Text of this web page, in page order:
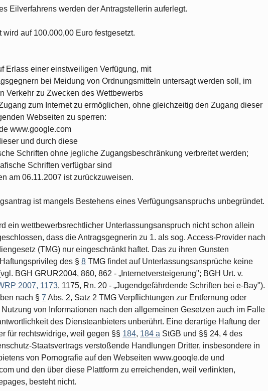
Eilverfahrens werden der Antragstellerin auferlegt.
wird auf 100.000,00 Euro festgesetzt.
Erlass einer einstweiligen Verfügung, mit
bei Meidung von Ordnungsmitteln untersagt werden soll, im
Verkehr zu Zwecken des Wettbewerbs
zum Internet zu ermöglichen, ohne gleichzeitig den Zugang dieser
Webseiten zu sperren:
www.google.com
und durch diese
Schriften ohne jegliche Zugangsbeschränkung verbreitet wer­den;
Schriften verfügbar sind
am 06.11.2007 ist zurückzuweisen.
ist mangels Bestehens eines Verfügungsanspruchs unbe­gründet.
ein wettbewerbsrechtlicher Unterlassungsanspruch nicht schon allein
dass die Antragsgegnerin zu 1. als sog. Access-Provider nach
(TMG) nur eingeschränkt haftet. Das zu ihren Gunsten
des § 8 TMG findet auf Unterlassungsansprüche keine
BGH GRUR2004, 860, 862 - „Internetversteigerung"; BGH Urt. v.
2007, 1173, 1175, Rn. 20 - „Jugendgefährdende Schriften bei e-Bay").
nach § 7 Abs. 2, Satz 2 TMG Verpflichtungen zur Entfernung oder
von Informationen nach den allgemeinen Gesetzen auch im Falle
des Diensteanbieters unberührt. Eine derartige Haftung der
für rechtswidrige, weil gegen §§ 184, 184 a StGB und §§ 24, 4 des
Staatsvertrags verstoßende Handlungen Dritter, ins­besondere in
von Pornografie auf den Webseiten www.gooqle.de und
und den über diese Plattform zu erreichenden, weil verlinkten,
besteht nicht.